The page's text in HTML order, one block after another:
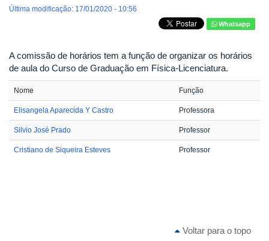
Última modificação: 17/01/2020 - 10:56
Whatsapp
A comissão de horários tem a função de organizar os horários
de aula do Curso de Graduação em Física-Licenciatura.
Nome Função
Elisangela Aparecida Y Castro Professora
Silvio José Prado Professor
Cristiano de Siqueira Esteves Professor
Voltar para o topo